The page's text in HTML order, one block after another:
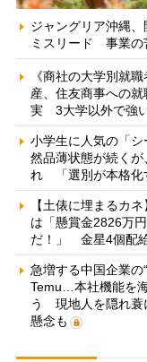
ジャングリア沖縄
ミスリード 事業の
《商社の大学別就
産、住友商事への
実 3大学以外で強
小学生に人気の「
然品薄状態が続く
れ 「選別が本格化
【土俵に埋まるカ
は「懸賞金2826万
だ！」 金星4個配
急増する中国企業の
Temu…本社機能を
う 現地人を隠れ蓑
懸念も